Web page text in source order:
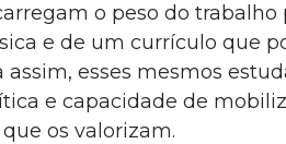
o peso do trabalho
e de um currículo que
assim, esses mesmos
e capacidade de
os valorizam.